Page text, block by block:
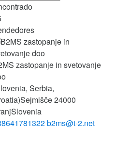
zastopanje in svetovanje
Serbia,
Sejmišče 24000
Slovenia
b2ms@t-2.net